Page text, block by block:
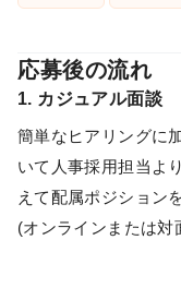
応募後の流れ
1. カジュアル面談
簡単なヒアリングに
いて人事採用担当よ
えて配属ポジション
(オンラインまたは対